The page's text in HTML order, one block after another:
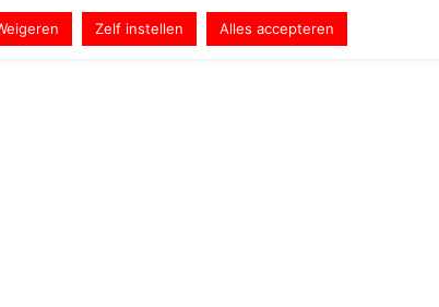
Zelf instellen Alles accepteren